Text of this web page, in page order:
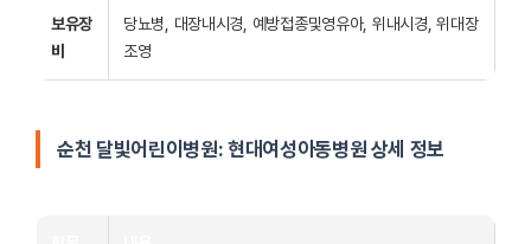
보유장
비
당뇨병, 대장내시경, 예방접종및영유아, 위내시경, 위대장
조영
순천 달빛어린이병원: 현대여성아동병원 상세 정보